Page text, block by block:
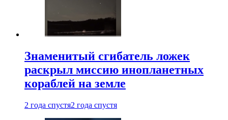
Знаменитый сгибатель ложек
раскрыл миссию инопланетных
кораблей на земле
2 года спустя2 года спустя